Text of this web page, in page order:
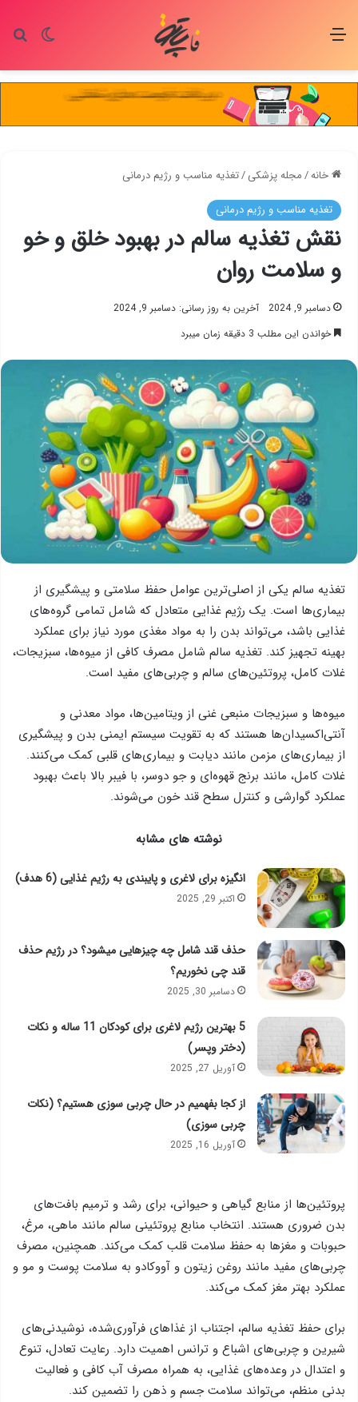
تغییر منو
خانه/مجله پزشکی/تغذیه مناسب و رژیم درمانی
تغذیه مناسب و رژیم درمانی
نقش تغذیه سالم در بهبود خلق و خو
و سلامت روان
دسامبر 9, 2024
آخرین به روز رسانی: دسامبر 9, 2024
خواندن این مطلب 3 دقیقه زمان میبرد
تغذیه سالم یکی از اصلی‌ترین عوامل حفظ سلامتی و پیشگیری از
بیماری‌ها است. یک رژیم غذایی متعادل که شامل تمامی گروه‌های
غذایی باشد، می‌تواند بدن را به مواد مغذی مورد نیاز برای عملکرد
بهینه تجهیز کند. تغذیه سالم شامل مصرف کافی از میوه‌ها، سبزیجات،
غلات کامل، پروتئین‌های سالم و چربی‌های مفید است.
میوه‌ها و سبزیجات منبعی غنی از ویتامین‌ها، مواد معدنی و
آنتی‌اکسیدان‌ها هستند که به تقویت سیستم ایمنی بدن و پیشگیری
از بیماری‌های مزمن مانند دیابت و بیماری‌های قلبی کمک می‌کنند.
غلات کامل، مانند برنج قهوه‌ای و جو دوسر، با فیبر بالا باعث بهبود
عملکرد گوارشی و کنترل سطح قند خون می‌شوند.
نوشته های مشابه
انگیزه برای لاغری و پایبندی به رژیم غذایی (6 هدف)
اکتبر 29, 2025
حذف قند شامل چه چیزهایی میشود؟ در رژیم حذف
قند چی نخوریم؟
دسامبر 30, 2025
5 بهترین رژیم لاغری برای کودکان 11 ساله و نکات
(دختر وپسر)
آوریل 27, 2025
از کجا بفهمیم در حال چربی سوزی هستیم؟ (نکات
چربی سوزی)
آوریل 16, 2025
پروتئین‌ها از منابع گیاهی و حیوانی، برای رشد و ترمیم بافت‌های
بدن ضروری هستند. انتخاب منابع پروتئینی سالم مانند ماهی، مرغ،
حبوبات و مغزها به حفظ سلامت قلب کمک می‌کند. همچنین، مصرف
چربی‌های مفید مانند روغن زیتون و آووکادو به سلامت پوست و مو و
عملکرد بهتر مغز کمک می‌کند.
برای حفظ تغذیه سالم، اجتناب از غذاهای فرآوری‌شده، نوشیدنی‌های
شیرین و چربی‌های اشباع و ترانس اهمیت دارد. رعایت تعادل، تنوع
و اعتدال در وعده‌های غذایی، به همراه مصرف آب کافی و فعالیت
بدنی منظم، می‌تواند سلامت جسم و ذهن را تضمین کند.